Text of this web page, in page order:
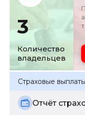
3
Количество
владельцев
Страховые выплаты
Отчёт